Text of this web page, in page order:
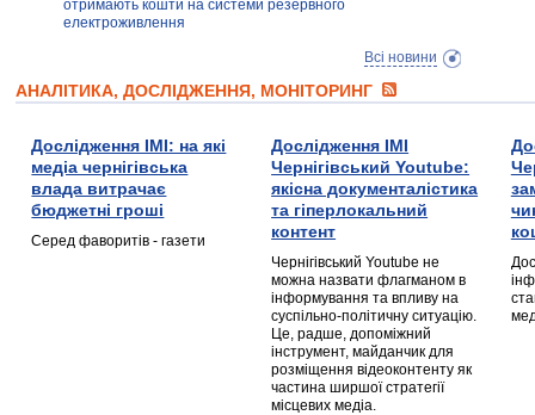
отримають кошти на системи резервного
електроживлення
Всі новини
АНАЛІТИКА, ДОСЛІДЖЕННЯ, МОНІТОРИНГ
Дослідження ІМІ: на які
медіа чернігівська
влада витрачає
бюджетні гроші
Серед фаворитів - газети
Дослідження ІМІ
Чернігівський Youtube:
якісна документалістика
та гіперлокальний
контент
Чернігівський Youtube не
можна назвати флагманом в
інформування та впливу на
суспільно-політичну ситуацію.
Це, радше, допоміжний
інструмент, майданчик для
розміщення відеоконтенту як
частина ширшої стратегії
місцевих медіа.